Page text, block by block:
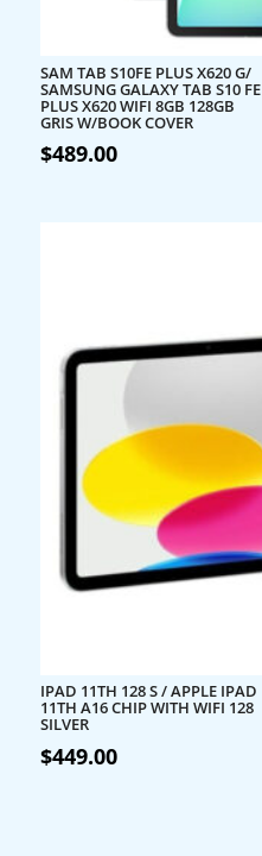
SAM TAB S10FE PLUS X620 G/
SAMSUNG GALAXY TAB S10 FE
PLUS X620 WIFI 8GB 128GB
GRIS W/BOOK COVER
$489.00
IPAD 11TH 128 S / APPLE IPAD
11TH A16 CHIP WITH WIFI 128
SILVER
$449.00